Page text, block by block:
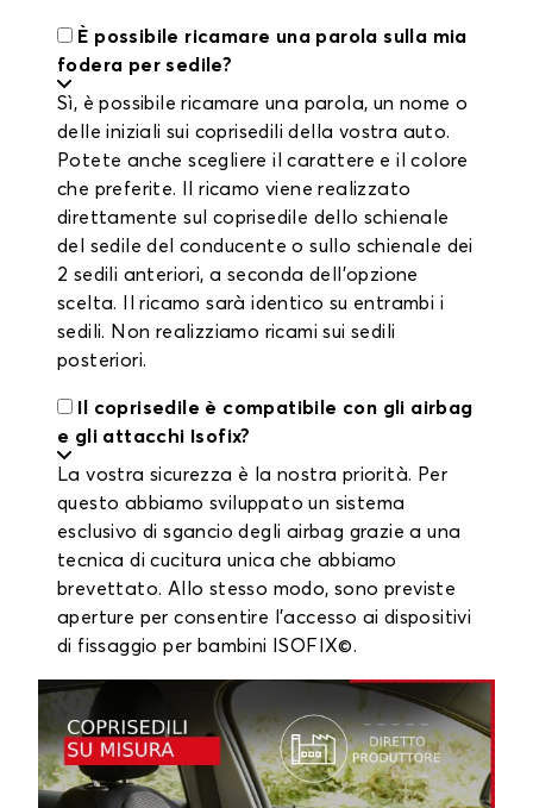
È possibile ricamare una parola sulla mia
fodera per sedile?
Sì, è possibile ricamare una parola, un nome o
delle iniziali sui coprisedili della vostra auto.
Potete anche scegliere il carattere e il colore
che preferite. Il ricamo viene realizzato
direttamente sul coprisedile dello schienale
del sedile del conducente o sullo schienale dei
2 sedili anteriori, a seconda dell'opzione
scelta. Il ricamo sarà identico su entrambi i
sedili. Non realizziamo ricami sui sedili
posteriori.
Il coprisedile è compatibile con gli airbag
e gli attacchi Isofix?
La vostra sicurezza è la nostra priorità. Per
questo abbiamo sviluppato un sistema
esclusivo di sgancio degli airbag grazie a una
tecnica di cucitura unica che abbiamo
brevettato. Allo stesso modo, sono previste
aperture per consentire l'accesso ai dispositivi
di fissaggio per bambini ISOFIX©.